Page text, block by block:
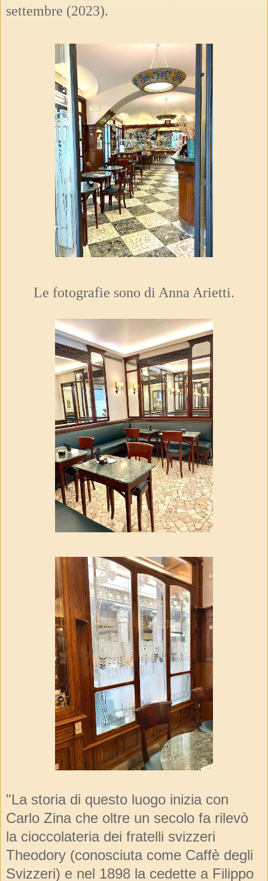
settembre (2023).
Le fotografie sono di Anna Arietti.
"La storia di questo luogo inizia con
Carlo Zina che oltre un secolo fa rilevò
la cioccolateria dei fratelli svizzeri
Theodory (conosciuta come Caffè degli
Svizzeri) e nel 1898 la cedette a Filippo